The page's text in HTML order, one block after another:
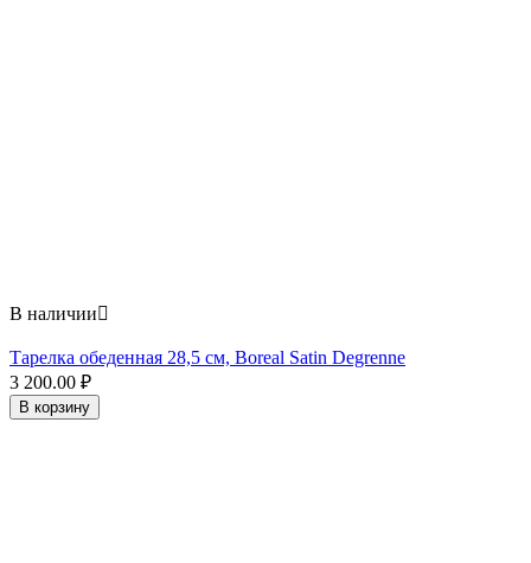
В наличии
Тарелка обеденная 28,5 см, Boreal Satin Degrenne
3 200.00 ₽
В корзину